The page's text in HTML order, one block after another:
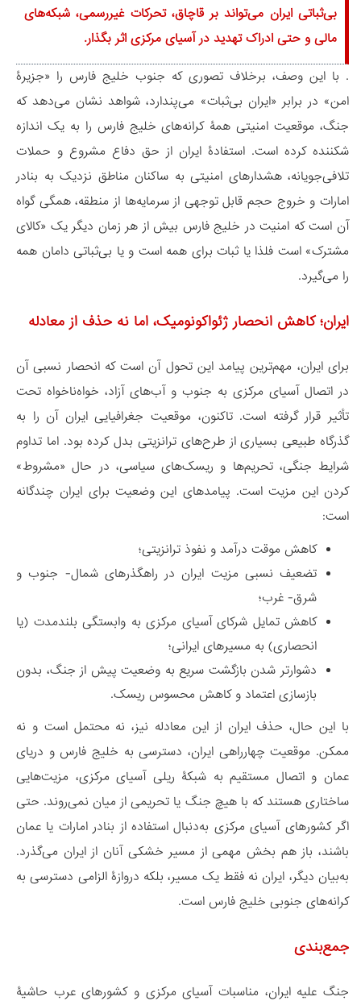
بی‌ثباتی ایران می‌تواند بر قاچاق، تحرکات غیررسمی، شبکه‌های
مالی و حتی ادراک تهدید در آسیای مرکزی اثر بگذار.
. با این وصف، برخلاف تصوری که جنوب خلیج فارس را «جزیرۀ
امن» در برابر «ایران بی‌ثبات» می‌پندارد، شواهد نشان می‌دهد که
جنگ، موقعیت امنیتی همۀ کرانه‌های خلیج فارس را به یک اندازه
شکننده کرده است. استفادۀ ایران از حق دفاع مشروع و حملات
تلافی‌جویانه، هشدارهای امنیتی به ساکنان مناطق نزدیک به بنادر
امارات و خروج حجم قابل توجهی از سرمایه‌ها از منطقه، همگی گواه
آن است که امنیت در خلیج فارس بیش از هر زمان دیگر یک «کالای
مشترک» است فلذا یا ثبات برای همه است و یا بی‌ثباتی دامان همه
را می‌گیرد.
ایران؛ کاهش انحصار ژئواکونومیک، اما نه حذف از معادله
برای ایران، مهم‌ترین پیامد این تحول آن است که انحصار نسبی آن
در اتصال آسیای مرکزی به جنوب و آب‌های آزاد، خواه‌ناخواه تحت
تأثیر قرار گرفته است. تاکنون، موقعیت جغرافیایی ایران آن را به
گذرگاه طبیعی بسیاری از طرح‌های ترانزیتی بدل کرده بود. اما تداوم
شرایط جنگی، تحریم‌ها و ریسک‌های سیاسی، در حال «مشروط»
کردن این مزیت است. پیامدهای این وضعیت برای ایران چندگانه
است:
کاهش موقت درآمد و نفوذ ترانزیتی؛
تضعیف نسبی مزیت ایران در راهگذرهای شمال- جنوب و
شرق- غرب؛
کاهش تمایل شرکای آسیای مرکزی به وابستگی بلندمدت (یا
انحصاری) به مسیرهای ایرانی؛
دشوارتر شدن بازگشت سریع به وضعیت پیش از جنگ، بدون
بازسازی اعتماد و کاهش محسوس ریسک.
با این حال، حذف ایران از این معادله نیز، نه محتمل است و نه
ممکن. موقعیت چهارراهی ایران، دسترسی به خلیج فارس و دریای
عمان و اتصال مستقیم به شبکۀ ریلی آسیای مرکزی، مزیت‌هایی
ساختاری هستند که با هیچ جنگ یا تحریمی از میان نمی‌روند. حتی
اگر کشورهای آسیای مرکزی به‌دنبال استفاده از بنادر امارات یا عمان
باشند، باز هم بخش مهمی از مسیر خشکی آنان از ایران می‌گذرد.
به‌بیان دیگر، ایران نه فقط یک مسیر، بلکه دروازۀ الزامی دسترسی به
کرانه‌های جنوبی خلیج فارس است.
جمع‌بندی
جنگ علیه ایران، مناسبات آسیای مرکزی و کشورهای عرب حاشیۀ